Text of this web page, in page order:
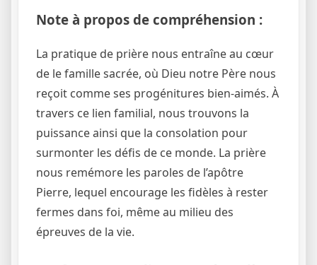
Note à propos de compréhension :
La pratique de prière nous entraîne au cœur
de le famille sacrée, où Dieu notre Père nous
reçoit comme ses progénitures bien-aimés. À
travers ce lien familial, nous trouvons la
puissance ainsi que la consolation pour
surmonter les défis de ce monde. La prière
nous remémore les paroles de l’apôtre
Pierre, lequel encourage les fidèles à rester
fermes dans foi, même au milieu des
épreuves de la vie.